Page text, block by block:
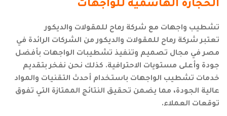
الحجارة الهاشمية للواجهات
تشطيب واجهات مع شركة رماح للمقولات والديكور
تعتبر شركة رماح للمقولات والديكور من الشركات الرائدة في
مصر في مجال تصميم وتنفيذ تشطيبات الواجهات بأفضل
جودة وأعلى مستويات الاحترافية. كذلك نحن نفخر بتقديم
خدمات تشطيب الواجهات باستخدام أحدث التقنيات والمواد
عالية الجودة، مما يضمن تحقيق النتائج الممتازة التي تفوق
توقعات العملاء.